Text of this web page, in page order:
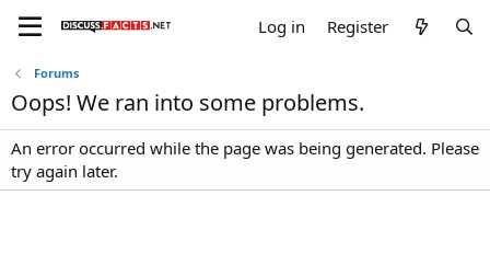
Log in Register
Forums
Oops! We ran into some problems.
An error occurred while the page was being generated. Please
try again later.